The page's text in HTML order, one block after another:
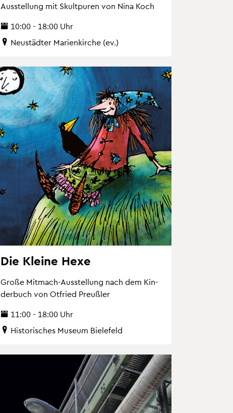
Aus­stel­lung mit Skultpu­ren von Nina Koch
10:00 - 18:00 Uhr
Neu­städ­ter Ma­ri­en­kir­che (ev.)
Die Klei­ne Hexe
Große Mit­mach-Aus­stel­lung nach dem Kin­
der­buch von Ot­fried Preu­ß­ler
11:00 - 18:00 Uhr
His­to­ri­sches Mu­se­um Bie­le­feld